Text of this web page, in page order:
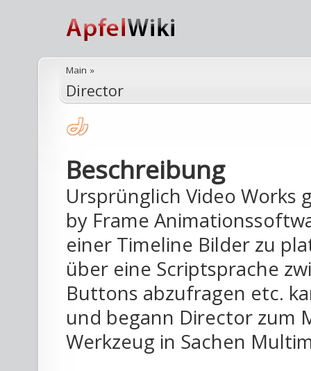
Main »
Director
Beschreibung
Ursprünglich Video Works
by Frame
einer Timeline Bilder zu
über eine Scriptsprache
Buttons abzufragen etc.
und begann Director zum
Werkzeug in Sachen